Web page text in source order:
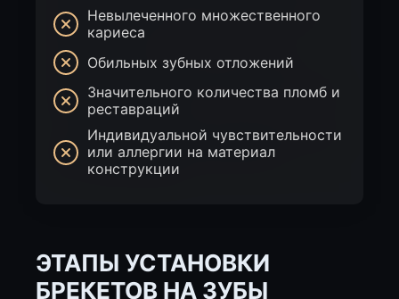
Невылеченного множественного
кариеса
Обильных зубных отложений
Значительного количества пломб и
реставраций
Индивидуальной чувствительности
или аллергии на материал
конструкции
ЭТАПЫ УСТАНОВКИ
БРЕКЕТОВ НА ЗУБЫ